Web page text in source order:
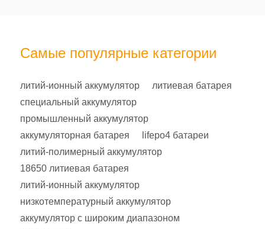
Самые популярные категории
литий-ионный аккумулятор
литиевая батарея
специальный аккумулятор
промышленный аккумулятор
аккумуляторная батарея
lifepo4 батареи
литий-полимерный аккумулятор
18650 литиевая батарея
литий-ионный аккумулятор
низкотемпературный аккумулятор
аккумулятор с широким диапазоном